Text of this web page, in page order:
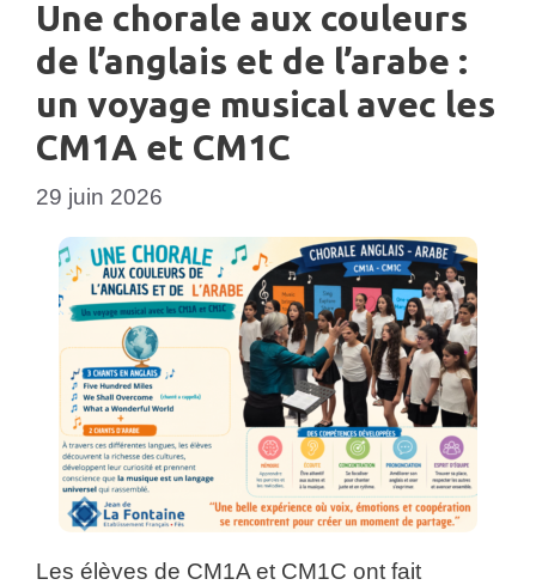
Une chorale aux couleurs
de l’anglais et de l’arabe :
un voyage musical avec les
CM1A et CM1C
29 juin 2026
Les élèves de CM1A et CM1C ont fait